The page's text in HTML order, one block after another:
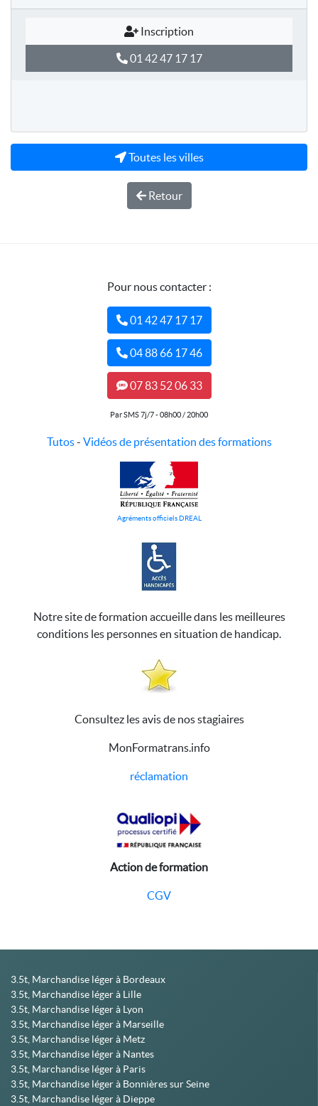
Inscription
01 42 47 17 17
Toutes les villes
Retour
Pour nous contacter :
01 42 47 17 17
04 88 66 17 46
07 83 52 06 33
Par SMS 7j/7 - 08h00 / 20h00
Tutos- Vidéos de présentation des formations
Agréments officiels DREAL
Notre site de formation accueille dans les meilleures
conditions les personnes en situation de handicap.
Consultez les avis de nos stagiaires
MonFormatrans.info
réclamation
Action de formation
CGV
3.5t, Marchandise léger à Bordeaux
3.5t, Marchandise léger à Lille
3.5t, Marchandise léger à Lyon
3.5t, Marchandise léger à Marseille
3.5t, Marchandise léger à Metz
3.5t, Marchandise léger à Nantes
3.5t, Marchandise léger à Paris
3.5t, Marchandise léger à Bonnières sur Seine
3.5t, Marchandise léger à Dieppe